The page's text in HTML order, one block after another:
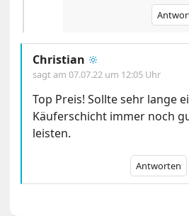
Christian 🔆
sagt am07.07.22 um 12:05 Uhr
Top Preis! Sollte sehr lange
Käuferschicht immer noch
leisten.
Antworten